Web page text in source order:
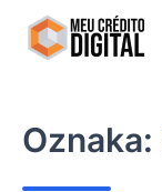
Skip
Oznaka: